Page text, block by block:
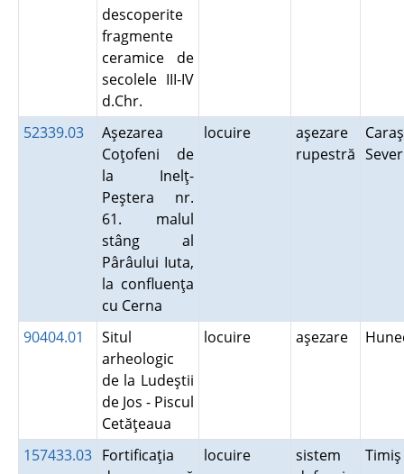
descoperite
fragmente
ceramice de
secolele III-IV
d.Chr.
52339.03
Aşezarea
Coţofeni de
la Inelţ-
Peştera nr.
61. malul
stâng al
Pârâului Iuta,
la confluenţa
cu Cerna
locuire
aşezare
rupestră
90404.01
Situl
arheologic
de la Ludeştii
de Jos - Piscul
Cetăţeaua
locuire aşezare
157433.03 Fortificaţia
locuire
sistem